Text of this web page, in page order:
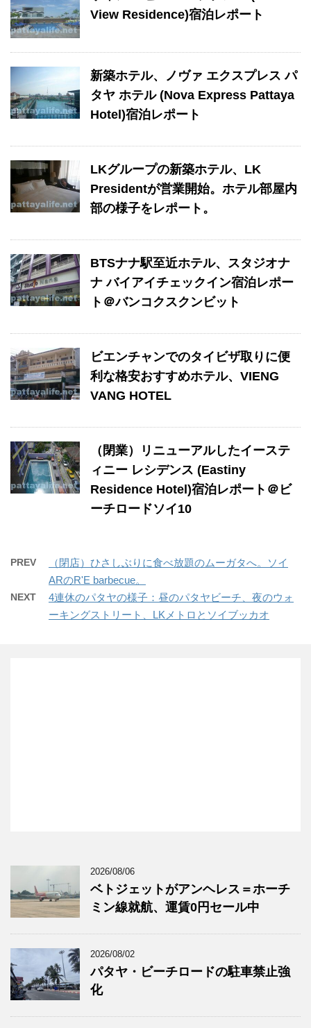
View Residence)宿泊レポート
新築ホテル、ノヴァ エクスプレス パ
タヤ ホテル (Nova Express Pattaya
Hotel)宿泊レポート
LKグループの新築ホテル、LK
Presidentが営業開始。ホテル部屋内
部の様子をレポート。
BTSナナ駅至近ホテル、スタジオナ
ナ バイアイチェックイン宿泊レポー
ト＠バンコクスクンビット
ビエンチャンでのタイビザ取りに便
利な格安おすすめホテル、VIENG
VANG HOTEL
（閉業）リニューアルしたイーステ
ィニー レシデンス (Eastiny
Residence Hotel)宿泊レポート＠ビ
ーチロードソイ10
PREV
（閉店）ひさしぶりに食べ放題のムーガタへ。ソイ
ARのR'E barbecue。
NEXT
4連休のパタヤの様子：昼のパタヤビーチ、夜のウォ
ーキングストリート、LKメトロとソイブッカオ
2026/08/06
ベトジェットがアンヘレス＝ホーチ
ミン線就航、運賃0円セール中
2026/08/02
パタヤ・ビーチロードの駐車禁止強
化